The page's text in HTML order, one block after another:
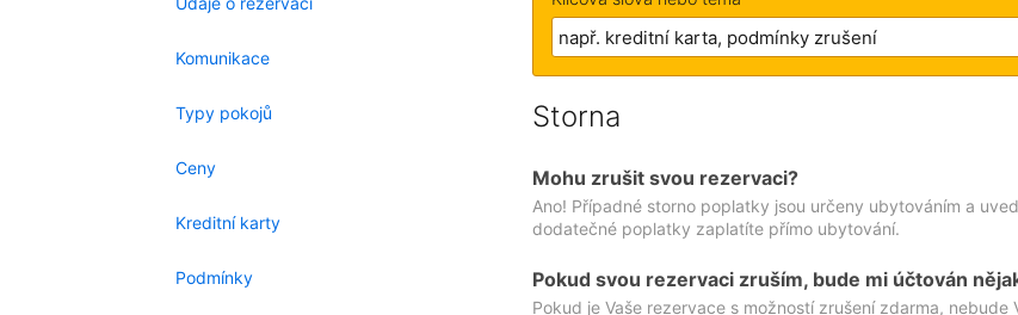
Komunikace
Typy pokojů
Ceny
Kreditní karty
Podmínky
Storna
Mohu zrušit svou rezervaci?
Ano! Případné storno poplatky jsou určeny ubytováním a
dodatečné poplatky zaplatíte přímo ubytování.
Pokud svou rezervaci zruším, bude mi účtován
Pokud je Vaše rezervace s možností zrušení zdarma,